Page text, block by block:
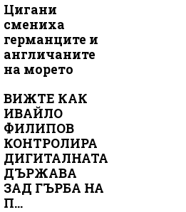
Цигани
смениха
германците и
англичаните
на морето
ВИЖТЕ КАК
ИВАЙЛО
ФИЛИПОВ
КОНТРОЛИРА
ДИГИТАЛНАТА
ДЪРЖАВА
ЗАД ГЪРБА НА
П...